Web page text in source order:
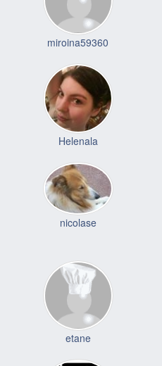
miroina59360
Helenala
nicolase
etane